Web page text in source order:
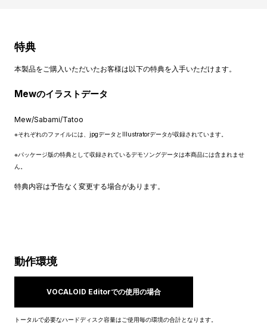
特典
本製品をご購入いただいたお客様は以下の特典を入手いただけます。
Mewのイラストデータ
Mew/Sabami/Tatoo
※それぞれのファイルには、jpgデータとIllustratorデータが収録されています。
※パッケージ版の特典として収録されているデモソングデータは本商品には含まれませ
ん。
特典内容は予告なく変更する場合があります。
動作環境
VOCALOID Editorでの使用の場合
トータルで必要なハードディスク容量はご使用毎の環境の合計となります。